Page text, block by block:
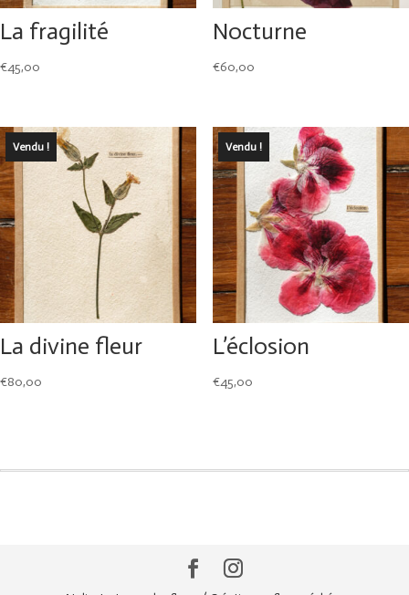
La fragilité
€45,00
Nocturne
€60,00
Vendu !
La divine fleur
€80,00
Vendu !
L’éclosion
€45,00